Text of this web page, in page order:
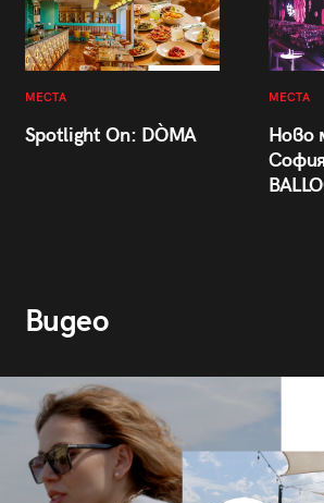
МЕСТА
Spotlight On: DÒMA
МЕСТА
Ново
Видео